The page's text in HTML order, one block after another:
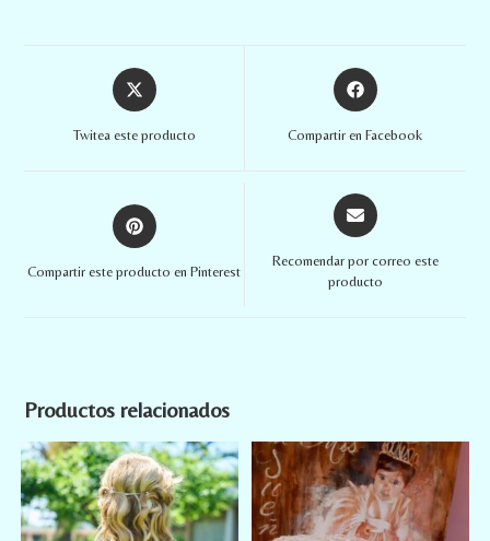
Twitea este producto Compartir en Facebook
Compartir este producto en Pinterest
Recomendar por correo este
producto
Productos relacionados